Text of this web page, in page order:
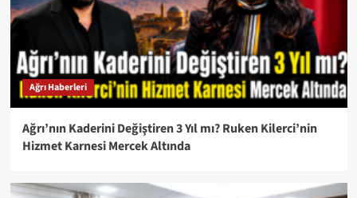
Ağrı Haberleri
Ağrı’nın Kaderini Değiştiren 3 Yıl mı? Ruken Kilerci’nin
Hizmet Karnesi Mercek Altında